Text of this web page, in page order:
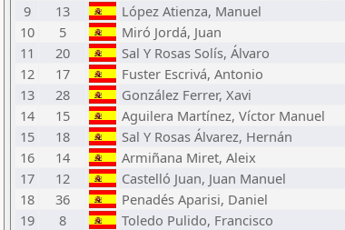
9
13 López Atienza, Manuel
10
5 Miró Jordá, Juan
11
20 Sal Y Rosas Solís, Álvaro
12
17 Fuster Escrivá, Antonio
13
28 González Ferrer, Xavi
14
15 Aguilera Martínez, Víctor Manuel
15
18 Sal Y Rosas Álvarez, Hernán
16
14 Armiñana Miret, Aleix
17
12 Castelló Juan, Juan Manuel
18
36 Penadés Aparisi, Daniel
19
8 Toledo Pulido, Francisco